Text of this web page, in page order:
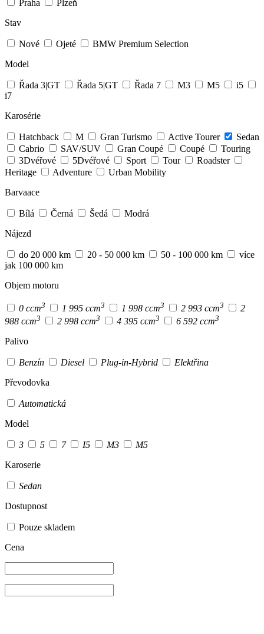
Praha
Plzeň
Stav
Nové Ojeté
BMW Premium Selection
Model
Řada 3|GT Řada 5|GT Řada 7 M3 M5
i5
i7
Karosérie
Hatchback M Gran Turismo Active Tourer
Sedan
Cabrio
SAV/SUV Gran Coupé Coupé
Touring
3Dvéřové
5Dvéřové Sport Tour
Roadster
Heritage
Adventure
Urban Mobility
Barvaace
Bílá Černá Šedá
Modrá
Nájezd
do 20 000 km 20 - 50 000 km 50 - 100 000 km
více
jak 100 000 km
Objem motoru
0 ccm3 1 995 ccm3 1 998 ccm3 2 993 ccm3
2
988 ccm3 2 998 ccm3 4 395 ccm3 6 592 ccm3
Palivo
Benzín Diesel Plug-in-Hybrid
Elektřina
Převodovka
Automatická
Model
3 5 7 I5 M3
M5
Karoserie
Sedan
Dostupnost
Pouze skladem
Cena